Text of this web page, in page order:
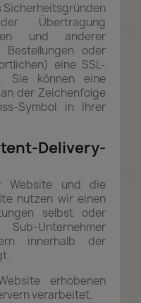
Sicherheitsgründen
Übertragung
und anderer
oder
eine SSL-
Sie können eine
der Zeichenfolge
Symbol in Ihrer
Delivery-
Website und die
nutzen wir einen
selbst oder
Unternehmer
innerhalb der
erhobenen
verarbeitet.